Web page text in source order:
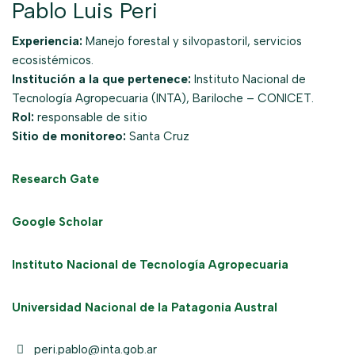
Pablo Luis Peri
Experiencia: Manejo forestal y silvopastoril, servicios
ecosistémicos.
Institución a la que pertenece: Instituto Nacional de
Tecnología Agropecuaria (INTA), Bariloche – CONICET.
Rol: responsable de sitio
Sitio de monitoreo: Santa Cruz
Research Gate
Google Scholar
Instituto Nacional de Tecnología Agropecuaria
Universidad Nacional de la Patagonia Austral
peri.pablo@inta.gob.ar